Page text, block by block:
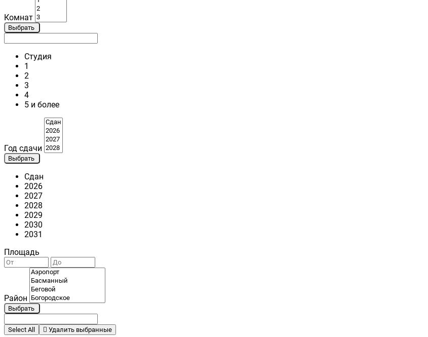
Комнат
Выбрать
Студия
1
2
3
4
5 и более
Год сдачи
Выбрать
Сдан
2026
2027
2028
2029
2030
2031
Площадь
Район
Выбрать
Select All Удалить выбранные